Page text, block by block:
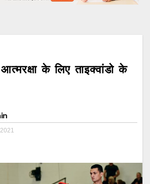
के लिए ताइक्वांडो के